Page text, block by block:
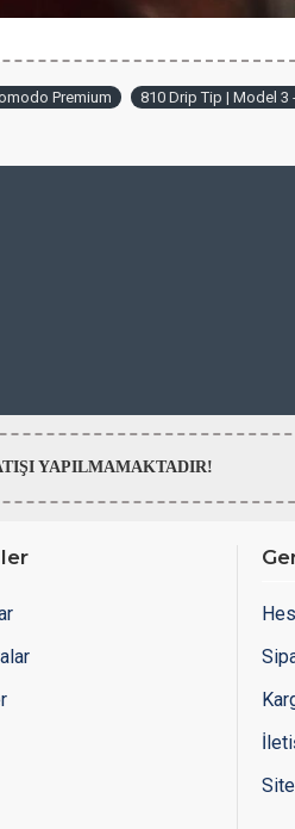
Premium 810 Drip Tip | Model 3
YAPILMAMAKTADIR!